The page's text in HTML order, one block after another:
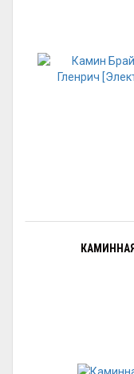
КАМИННАЯ